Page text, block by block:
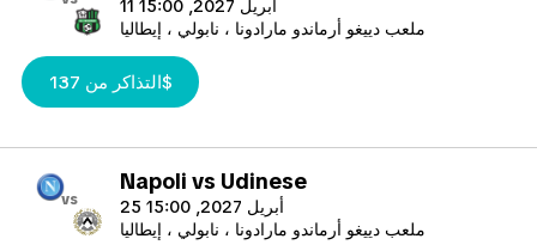
11 أبريل 2027, 15:00
ملعب دييغو أرماندو مارادونا ، نابولي ، إيطاليا
التذاكر من 137$
vs
Napoli vs Udinese
25 أبريل 2027, 15:00
ملعب دييغو أرماندو مارادونا ، نابولي ، إيطاليا